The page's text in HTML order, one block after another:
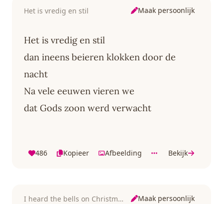
Het is vredig en stil Maak persoonlijk
Het is vredig en stil
dan ineens beieren klokken door de
nacht
Na vele eeuwen vieren we
dat Gods zoon werd verwacht
486 Kopieer Afbeelding Bekijk
I heard the bells on Christmas day Maak persoonlijk